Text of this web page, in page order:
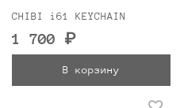
CHIBI i61 KEYCHAIN
1 700 ₽
В корзину